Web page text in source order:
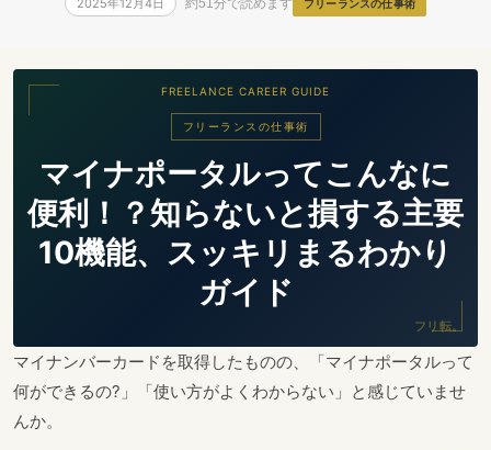
2025年12月4日 約51分で読めます フリーランスの仕事術
FREELANCE CAREER GUIDE
フリーランスの仕事術
マイナポータルってこんなに
便利！？知らないと損する主要
10機能、スッキリまるわかり
ガイド
フリ転。
マイナンバーカードを取得したものの、「マイナポータルって
何ができるの?」「使い方がよくわからない」と感じていませ
んか。